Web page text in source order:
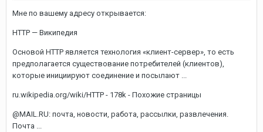
Мне по вашему адресу открывается:
HTTP — Википедия
Основой HTTP является технология «клиент-сервер», то есть
предполагается существование потребителей (клиентов),
которые инициируют соединение и посылают ...
ru.wikipedia.org/wiki/HTTP - 178k - Похожие страницы
@MAIL.RU: почта, новости, работа, рассылки, развлечения.
Почта ...